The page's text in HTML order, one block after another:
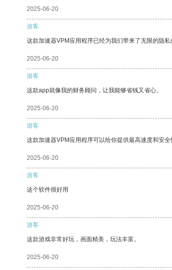
2025-06-20
游客
这款加速器VPM应用程序已经为我们带来了无限的隐私
2025-06-20
游客
这款app就像我的财务顾问，让我能够省钱又省心。
2025-06-20
游客
这款加速器VPM应用程序可以给你提供最高速度和安全
2025-06-20
游客
这个软件很好用
2025-06-20
游客
这款游戏非常好玩，画面精美，玩法丰富。
2025-06-20